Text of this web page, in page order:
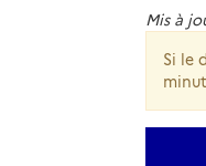
Mis à
Si le